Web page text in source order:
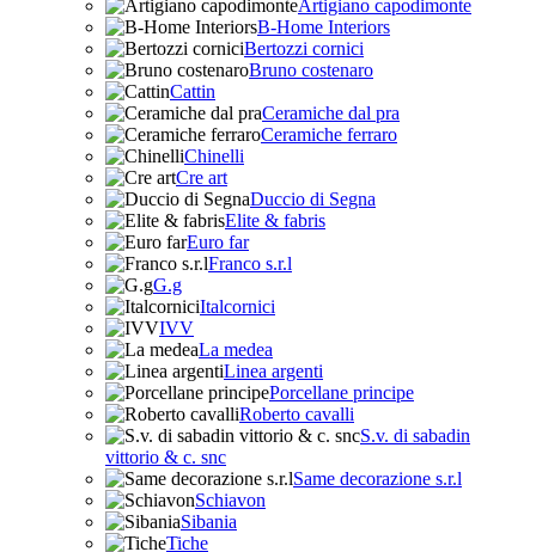
Artigiano capodimonte
B-Home Interiors
Bertozzi cornici
Bruno costenaro
Cattin
Ceramiche dal pra
Ceramiche ferraro
Chinelli
Cre art
Duccio di Segna
Elite & fabris
Euro far
Franco s.r.l
G.g
Italcornici
IVV
La medea
Linea argenti
Porcellane principe
Roberto cavalli
S.v. di sabadin
vittorio & c. snc
Same decorazione s.r.l
Schiavon
Sibania
Tiche